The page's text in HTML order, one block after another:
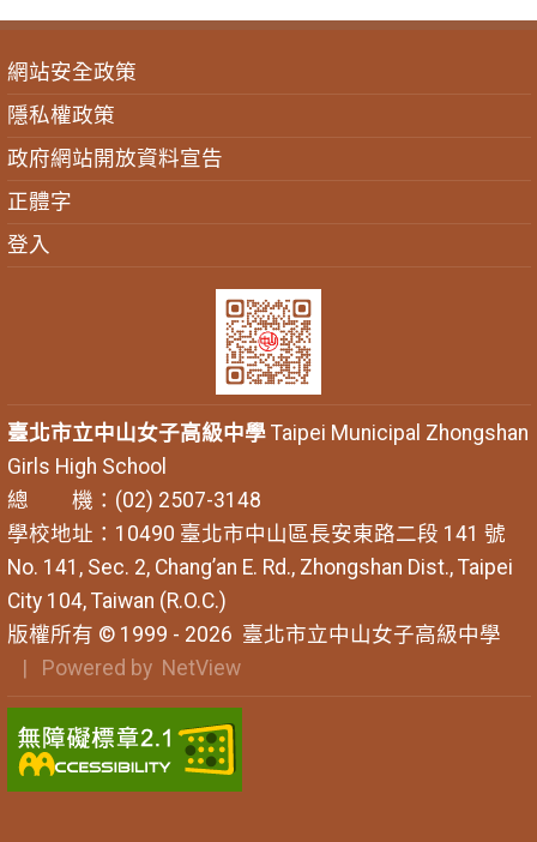
網站安全政策
隱私權政策
政府網站開放資料宣告
正體字
登入
臺北市立中山女子高級中學Taipei Municipal Zhongshan
Girls High School
總 機：(02) 2507-3148
學校地址：10490 臺北市中山區長安東路二段 141 號
No. 141, Sec. 2, Chang’an E. Rd., Zhongshan Dist., Taipei
City 104, Taiwan (R.O.C.)
版權所有 © 1999 - 2026 臺北市立中山女子高級中學
| Powered by NetView